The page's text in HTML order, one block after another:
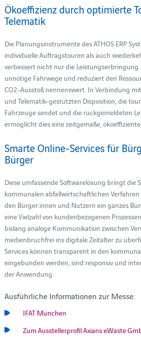
Ökoeffizienz durch optimierte
Telematik
Die Planungsinstrumente des ATHOS ERP
individuelle Auftragstouren als auch
verbessert nicht nur die
unnötige Fahrwege und reduziert den
CO2-Ausstoß nennenswert. In Verbindung
und Telematik-gestützten Disposition, die
Fahrzeuge sendet und die rückgemeldeten
ermöglicht dies eine zeitgemäße,
Smarte Online-Services für
Bürger
Diese umfassende Softwarelösung bringt die
kommunalen abfallwirtschaftlichen
den Bürger:innen und Nutzern ein ganzes
eine Vielzahl von kundenbezogenen
bislang analoge Kommunikation zwischen
medienbruchfrei ins digitale Zeitalter zu
Services können transparent in den
eingebunden werden, sind responsiv und
der Anwendung.
Ausführliche Informationen zur Messe:
IFAT München
Zum Ausstellerprofil Axians eWaste